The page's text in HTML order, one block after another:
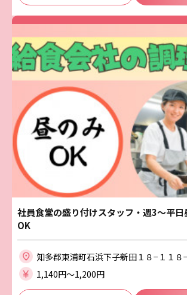
社員食堂の盛り付けスタッフ・週3～平
OK
知多郡東浦町石浜下子新田１８−１１８
1,140円〜1,200円